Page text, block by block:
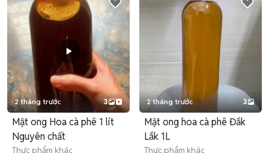
2 tháng trước 3
Mật ong Hoa cà phê 1 lít
Nguyên chất
Thực phẩm khác
2 tháng trước 3
Mật ong hoa cà phê Đắk
Lắk 1L
Thực phẩm khác